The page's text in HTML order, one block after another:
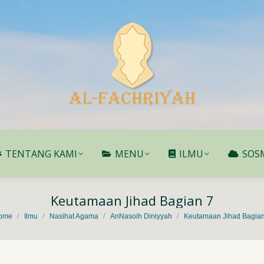
TENTANG KAMI MENU ILMU
Keutamaan Jihad Bagian 7
are here:
Ilmu Nasihat Agama AnNasoih Diniyyah Keutamaan Jihad
TENTANG KAMI MENU